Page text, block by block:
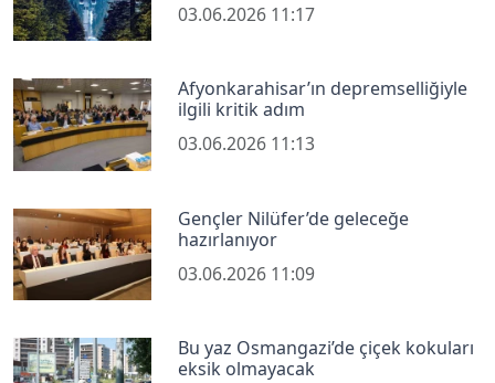
03.06.2026 11:17
Afyonkarahisar’ın depremselliğiyle
ilgili kritik adım
03.06.2026 11:13
Gençler Nilüfer’de geleceğe
hazırlanıyor
03.06.2026 11:09
Bu yaz Osmangazi’de çiçek kokuları
eksik olmayacak